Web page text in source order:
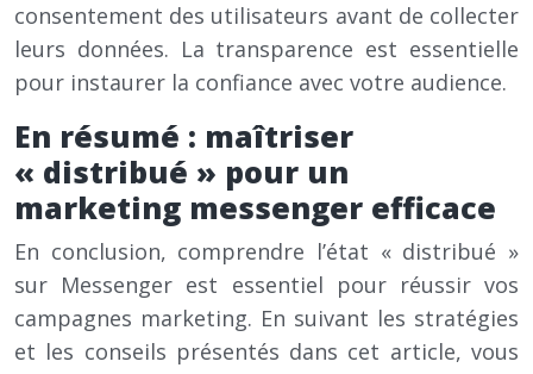
consentement des utilisateurs avant de collecter
leurs données. La transparence est essentielle
pour instaurer la confiance avec votre audience.
En résumé : maîtriser
« distribué » pour un
marketing messenger efficace
En conclusion, comprendre l’état « distribué »
sur Messenger est essentiel pour réussir vos
campagnes marketing. En suivant les stratégies
et les conseils présentés dans cet article, vous